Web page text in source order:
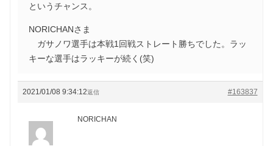
というチャンス。
NORICHANさま
ガサノワ選手は本戦1回戦ストレート勝ちでした。ラッ
キーな選手はラッキーが続く(笑)
2021/01/08 9:34:12 #163837
返信
NORICHAN